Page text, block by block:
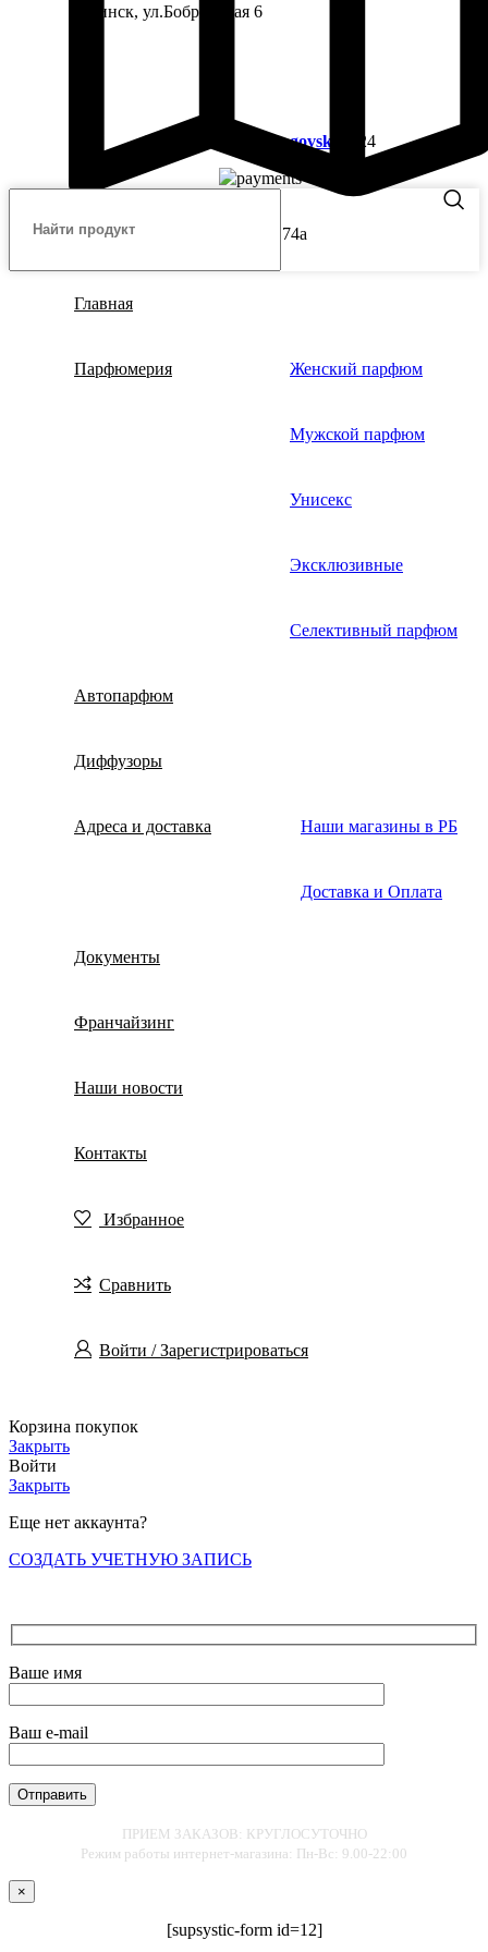
г. Минск, ул.Бобруйская 6
г. Барановичи, ул.Советская 74а
Разработка сайт Rogovski 2024
Главная
Парфюмерия Женский парфюм
Мужской парфюм
Унисекс
Эксклюзивные
Селективный парфюм
Автопарфюм
Диффузоры
Адреса и доставка Наши магазины в РБ
Доставка и Оплата
Документы
Франчайзинг
Наши новости
Контакты
Избранное
Сравнить
Войти / Зарегистрироваться
Корзина покупок
Закрыть
Войти
Закрыть
Еще нет аккаунта?
СОЗДАТЬ УЧЕТНУЮ ЗАПИСЬ
Ваше имя
Ваш e-mail
ПРИЕМ ЗАКАЗОВ: КРУГЛОСУТОЧНО
Режим работы интернет-магазина: Пн-Вс: 9.00-22:00
×
[supsystic-form id=12]